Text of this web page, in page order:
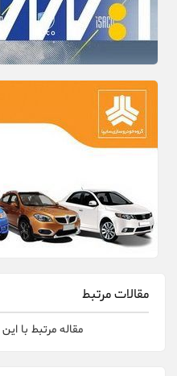
مقالات مرتبط
مقاله مرتبط با